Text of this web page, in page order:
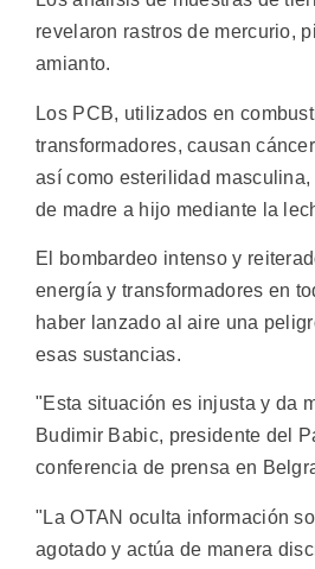
revelaron rastros de mercurio,
amianto.
Los PCB, utilizados en
transformadores, causan
así como esterilidad
de madre a hijo mediante la
El bombardeo intenso y
energía y transformadores en
haber lanzado al aire una
esas sustancias.
"Esta situación es injusta y da
Budimir Babic, presidente del
conferencia de prensa en
"La OTAN oculta información
agotado y actúa de manera